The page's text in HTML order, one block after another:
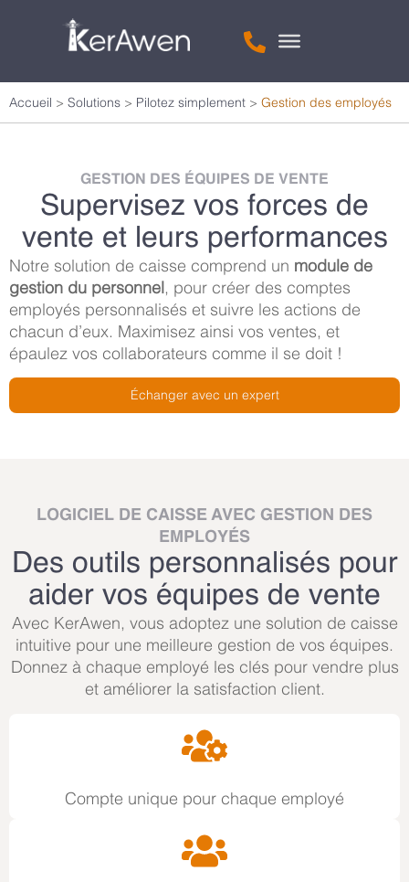
Accueil > Solutions > Pilotez simplement > Gestion des employés
GESTION DES ÉQUIPES DE VENTE
Supervisez vos forces de
vente et leurs performances
Notre solution de caisse comprend un module de
gestion du personnel, pour créer des comptes
employés personnalisés et suivre les actions de
chacun d’eux. Maximisez ainsi vos ventes, et
épaulez vos collaborateurs comme il se doit !
Échanger avec un expert
LOGICIEL DE CAISSE AVEC GESTION DES
EMPLOYÉS
Des outils personnalisés pour
aider vos équipes de vente
Avec KerAwen, vous adoptez une solution de caisse
intuitive pour une meilleure gestion de vos équipes.
Donnez à chaque employé les clés pour vendre plus
et améliorer la satisfaction client.
Compte unique pour chaque employé